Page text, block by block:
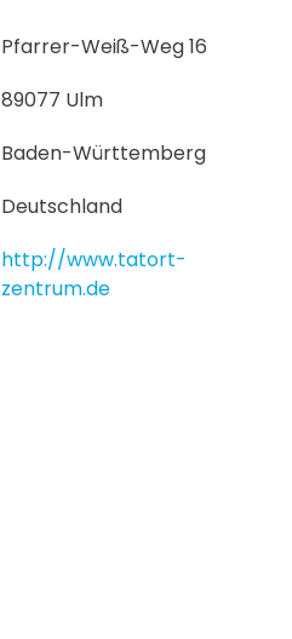
Pfarrer-Weiß-Weg 16
89077 Ulm
Baden-Württemberg
Deutschland
http://www.tatort-
zentrum.de